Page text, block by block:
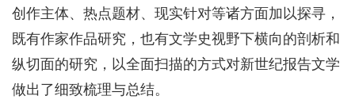
创作主体、热点题材、现实针对等诸方面加以探寻，
既有作家作品研究，也有文学史视野下横向的剖析和
纵切面的研究，以全面扫描的方式对新世纪报告文学
做出了细致梳理与总结。